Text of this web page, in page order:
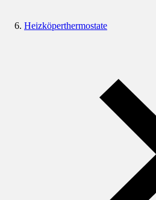
Heizköperthermostate